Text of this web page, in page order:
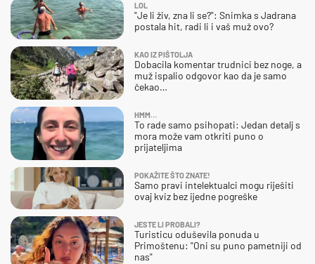
LOL
"Je li živ, zna li se?": Snimka s Jadrana
postala hit, radi li i vaš muž ovo?
KAO IZ PIŠTOLJA
Dobacila komentar trudnici bez noge, a
muž ispalio odgovor kao da je samo
čekao…
HMM…
To rade samo psihopati: Jedan detalj s
mora može vam otkriti puno o
prijateljima
POKAŽITE ŠTO ZNATE!
Samo pravi intelektualci mogu riješiti
ovaj kviz bez ijedne pogreške
JESTE LI PROBALI?
Turisticu oduševila ponuda u
Primoštenu: "Oni su puno pametniji od
nas"